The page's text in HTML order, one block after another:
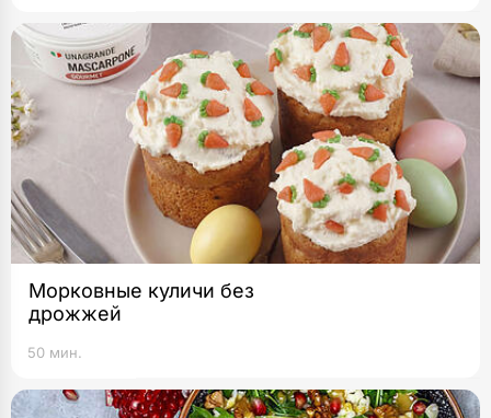
Морковные куличи без
дрожжей
50 мин.